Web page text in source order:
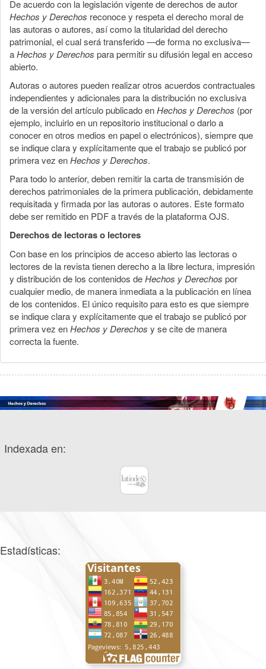
De acuerdo con la legislación vigente de derechos de autor
Hechos y Derechos reconoce y respeta el derecho moral de
las autoras o autores, así como la titularidad del derecho
patrimonial, el cual será transferido —de forma no exclusiva—
aHechos y Derechos para permitir su difusión legal en acceso
abierto.
Autoras o autores pueden realizar otros acuerdos contractuales
independientes y adicionales para la distribución no exclusiva
de la versión del artículo publicado enHechos y Derechos (por
ejemplo, incluirlo en un repositorio institucional o darlo a
conocer en otros medios en papel o electrónicos), siempre que
se indique clara y explícitamente que el trabajo se publicó por
primera vez enHechos y Derechos.
Para todo lo anterior, deben remitir la carta de transmisión de
derechos patrimoniales de la primera publicación, debidamente
requisitada y firmada por las autoras o autores. Este formato
debe ser remitido en PDF a través de la plataforma OJS.
Derechos de lectoras o lectores
Con base en los principios de acceso abierto las lectoras o
lectores de la revista tienen derecho a la libre lectura, impresión
y distribución de los contenidos deHechos y Derechos por
cualquier medio, de manera inmediata a la publicación en línea
de los contenidos. El único requisito para esto es que siempre
se indique clara y explícitamente que el trabajo se publicó por
primera vez enHechos y Derechos y se cite de manera
correcta la fuente.
Indexada en:
Estadísticas: